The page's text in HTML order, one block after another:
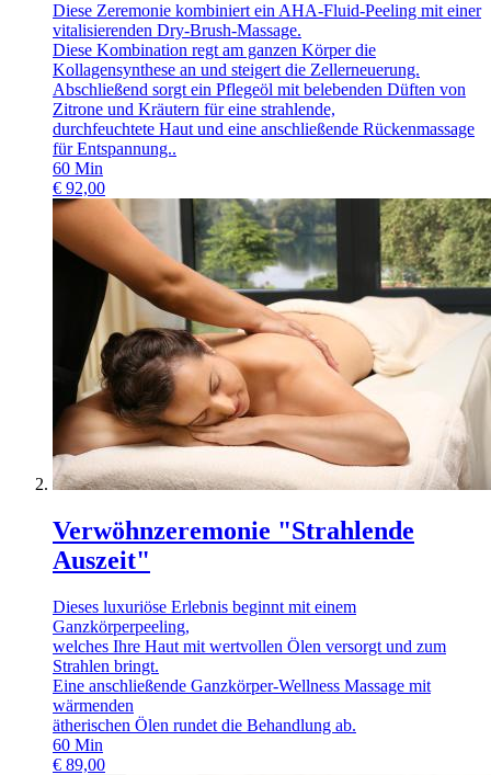
Diese Zeremonie kombiniert ein AHA-Fluid-Peeling mit einer
vitalisierenden Dry-Brush-Massage.
Diese Kombination regt am ganzen Körper die
Kollagensynthese an und steigert die Zellerneuerung.
Abschließend sorgt ein Pflegeöl mit belebenden Düften von
Zitrone und Kräutern für eine strahlende,
durchfeuchtete Haut und eine anschließende Rückenmassage
für Entspannung..
60 Min
€ 92,00
Verwöhnzeremonie "Strahlende
Auszeit"
Dieses luxuriöse Erlebnis beginnt mit einem
Ganzkörperpeeling,
welches Ihre Haut mit wertvollen Ölen versorgt und zum
Strahlen bringt.
Eine anschließende Ganzkörper-Wellness Massage mit
wärmenden
ätherischen Ölen rundet die Behandlung ab.
60 Min
€ 89,00